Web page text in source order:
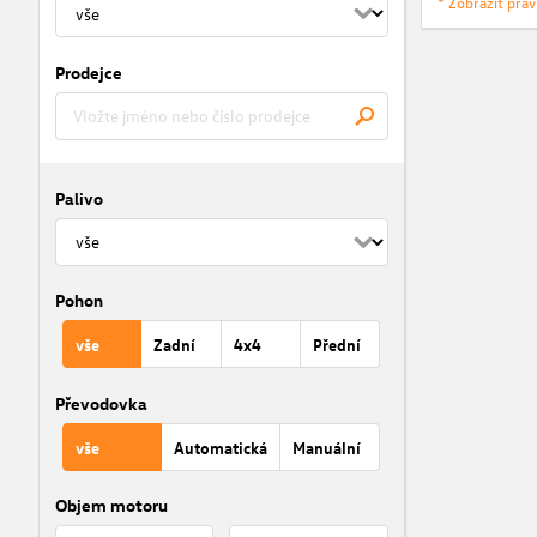
Prodejce
Palivo
Pohon
vše Zadní 4x4 Přední
Převodovka
vše Automatická Manuální
Objem motoru